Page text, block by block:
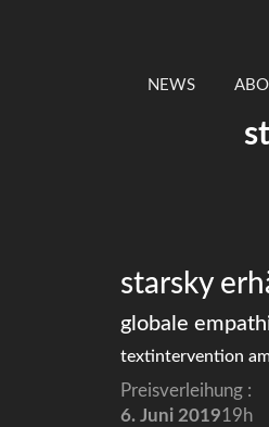
NEWS
starsky
globale
textintervention
Preisverleihung :
6. Juni 201919h